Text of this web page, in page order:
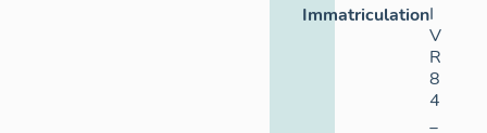
ImmatriculationI
V
R
8
4
_